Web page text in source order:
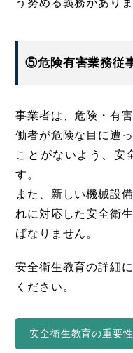
う努める義務があり
⑤危険有害業務従
事業者は、危険・有
働者が危険な目に遭
ことがないよう、安
す。
また、新しい機械設
れに対応した安全衛
ばなりません。
安全衛生教育の詳細
ください。
安全衛生教育の重要